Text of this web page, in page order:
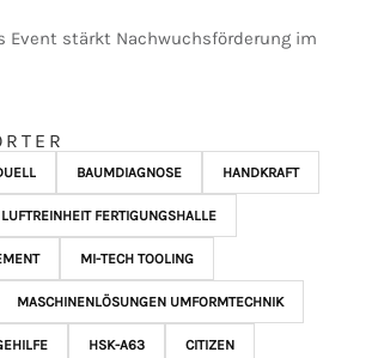
Event stärkt Nachwuchsförderung im
BAUMDIAGNOSE HANDKRAFT
LUFTREINHEIT FERTIGUNGSHALLE
MI-TECH TOOLING
MASCHINENLÖSUNGEN UMFORMTECHNIK
HSK-A63 CITIZEN